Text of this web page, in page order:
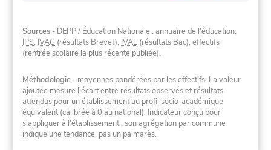
Sources - DEPP / Éducation Nationale : annuaire de l'éducation,
IPS, IVAC (résultats Brevet), IVAL (résultats Bac), effectifs
(rentrée scolaire la plus récente publiée).
Méthodologie - moyennes pondérées par les effectifs. La valeur
ajoutée mesure l'écart entre résultats observés et résultats
attendus pour un établissement au profil socio-académique
équivalent (calibrée à 0 au national). Indicateur conçu pour
s'appliquer à l'établissement ; son agrégation par commune
indique une tendance, pas un palmarès.